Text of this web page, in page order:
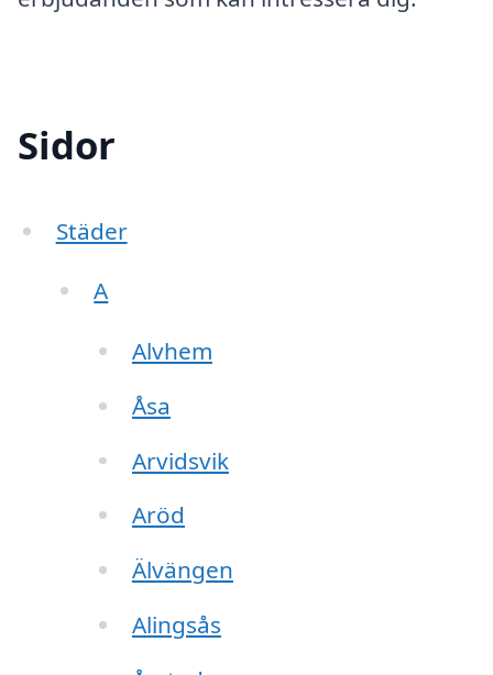
Sidor
Städer
A
Alvhem
Åsa
Arvidsvik
Aröd
Älvängen
Alingsås